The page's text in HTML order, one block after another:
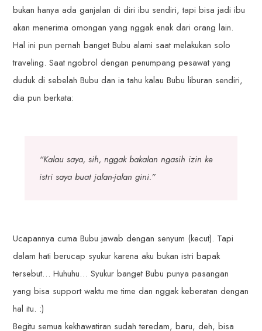
bukan hanya ada ganjalan di diri ibu sendiri, tapi bisa jadi ibu
akan menerima omongan yang nggak enak dari orang lain.
Hal ini pun pernah banget Bubu alami saat melakukan solo
traveling. Saat ngobrol dengan penumpang pesawat yang
duduk di sebelah Bubu dan ia tahu kalau Bubu liburan sendiri,
dia pun berkata:
“Kalau saya, sih, nggak bakalan ngasih izin ke
istri saya buat jalan-jalan gini.”
Ucapannya cuma Bubu jawab dengan senyum (kecut). Tapi
dalam hati berucap syukur karena aku bukan istri bapak
tersebut… Huhuhu… Syukur banget Bubu punya pasangan
yang bisa support waktu me time dan nggak keberatan dengan
hal itu. :)
Begitu semua kekhawatiran sudah teredam, baru, deh, bisa